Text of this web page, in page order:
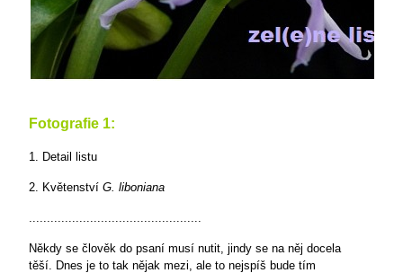
Fotografie 1:
1. Detail listu
2. Květenství G. liboniana
................................................
Někdy se člověk do psaní musí nutit, jindy se na něj docela
těší. Dnes je to tak nějak mezi, ale to nejspíš bude tím